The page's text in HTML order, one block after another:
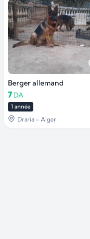
Berger allemand
7 DA
1 année
Draria - Alger